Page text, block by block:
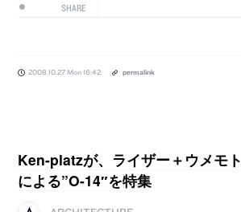
SHARE
2008.10.27 Mon 16:42 permalink
Ken-platzが、ライザー＋ウメモト
による”O-14″を特集